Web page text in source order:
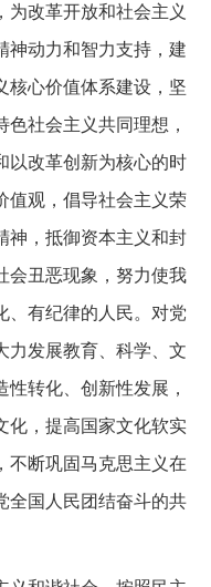
为改革开放和社会主义
神动力和智力支持，建
核心价值体系建设，坚
社会主义共同理想，
以改革创新为核心的时
值观，倡导社会主义荣
神，抵御资本主义和封
会丑恶现象，努力使我
、有纪律的人民。对党
力发展教育、科学、文
转化、创新性发展，
化，提高国家文化软实
不断巩固马克思主义在
全国人民团结奋斗的共